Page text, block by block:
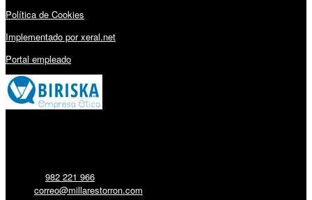
Política de Cookies
Implementado por xeral.net
Portal empleado
982 221 966
correo@millarestorron.com